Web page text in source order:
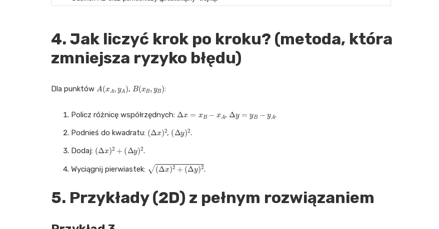
4. Jak liczyć krok po kroku? (metoda, która
zmniejsza ryzyko błędu)
Dla punktów A (x , B(x ):
Policz różnicę współrzędnych: Δ , Δ
.
Podnieś do kwadratu: ( Δ 2, ( Δ )2.
Dodaj: ( Δ 2+ Δy) .
Wyciągnij pierwiastek: Δx)2+(Δy)2 .
5. Przykłady (2D) z pełnym rozwiązaniem